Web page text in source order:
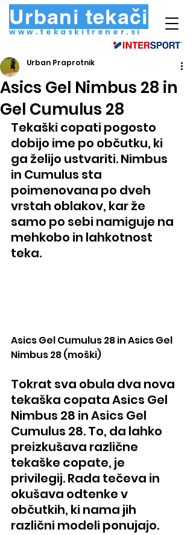
Urbani tekači
www.tekaskitrener.si
Asics Gel Nimbus 28 in
Gel Cumulus 28
Urban Praprotnik
Tekaški copati pogosto
dobijo ime po občutku, ki
ga želijo ustvariti. Nimbus
in Cumulus sta
poimenovana po dveh
vrstah oblakov, kar že
samo po sebi namiguje na
mehkobo in lahkotnost
teka.
Asics Gel Cumulus 28 in Asics Gel
Nimbus 28 (moški)
Tokrat sva obula dva nova
tekaška copata Asics Gel
Nimbus 28 in Asics Gel
Cumulus 28. To, da lahko
preizkušava različne
tekaške copate, je
privilegij. Rada tečeva in
okušava odtenke v
občutkih, ki nama jih
različni modeli ponujajo.